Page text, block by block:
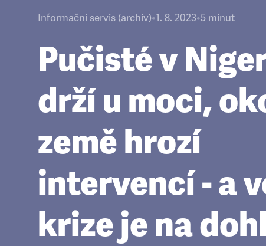
Informační servis (archiv)•1. 8. 2023•5 minut
Pučisté v
drží u moci,
země hrozí
intervencí - a
krize je na